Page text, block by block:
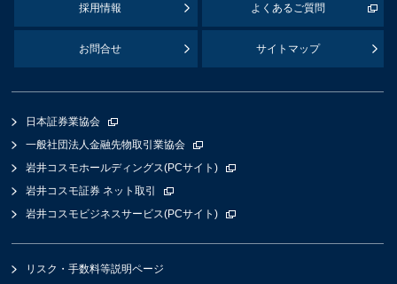
採用情報 よくあるご質問
お問合せ サイトマップ
日本証券業協会
一般社団法人金融先物取引業協会
岩井コスモホールディングス(PCサイト)
岩井コスモ証券 ネット取引
岩井コスモビジネスサービス(PCサイト)
リスク・手数料等説明ページ